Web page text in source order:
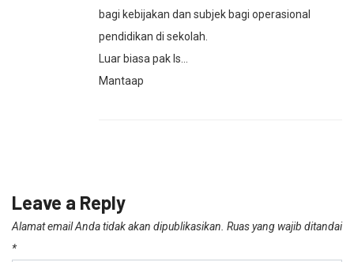
bagi kebijakan dan subjek bagi operasional
pendidikan di sekolah.
Luar biasa pak Is…
Mantaap
Leave a Reply
Alamat email Anda tidak akan dipublikasikan. Ruas yang wajib ditandai
*